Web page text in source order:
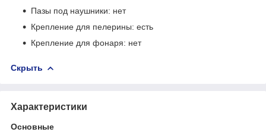
Пазы под наушники: нет
Крепление для пелерины: есть
Крепление для фонаря: нет
Скрыть
Характеристики
Основные